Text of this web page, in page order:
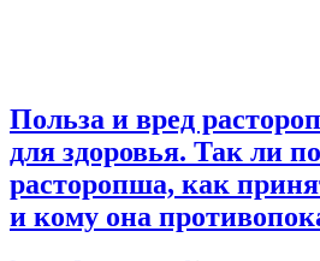
Польза и вред
для здоровья. Так ли
расторопша, как
и кому она